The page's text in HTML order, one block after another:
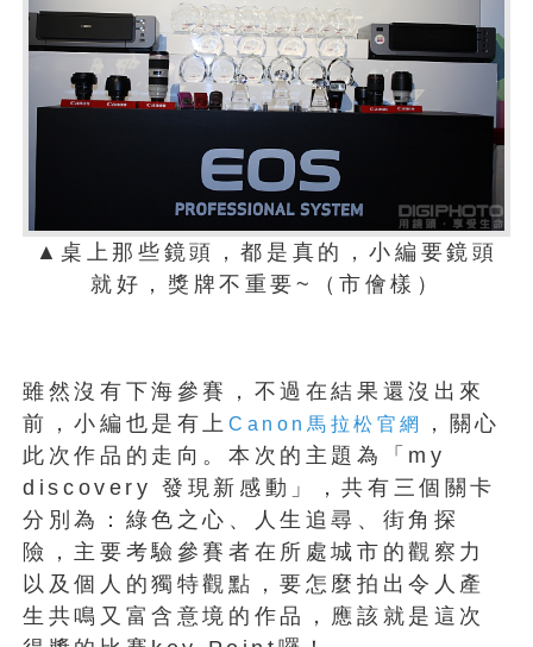
▲桌上那些鏡頭，都是真的，小編要鏡頭
就好，獎牌不重要~（市儈樣）
雖然沒有下海參賽，不過在結果還沒出來
前，小編也是有上 Canon馬拉松官網
，關心
此次作品的走向。本次的主題為「my
discovery 發現新感動」，共有三個關卡
分別為：綠色之心、人生追尋、街角探
險，主要考驗參賽者在所處城市的觀察力
以及個人的獨特觀點，要怎麼拍出令人產
生共鳴又富含意境的作品，應該就是這次